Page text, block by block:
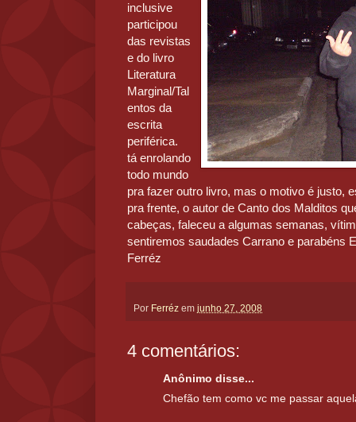
inclusive
participou
das revistas
e do livro
Literatura
Marginal/Tal
entos da
escrita
periférica.
tá enrolando
todo mundo
pra fazer outro livro, mas o motivo é justo,
pra frente, o autor de Canto dos Malditos
cabeças, faleceu a algumas semanas,
sentiremos saudades Carrano e parabéns
Ferréz
Por Ferréz em junho 27, 2008
4 comentários:
Anônimo disse...
Chefão tem como vc me passar